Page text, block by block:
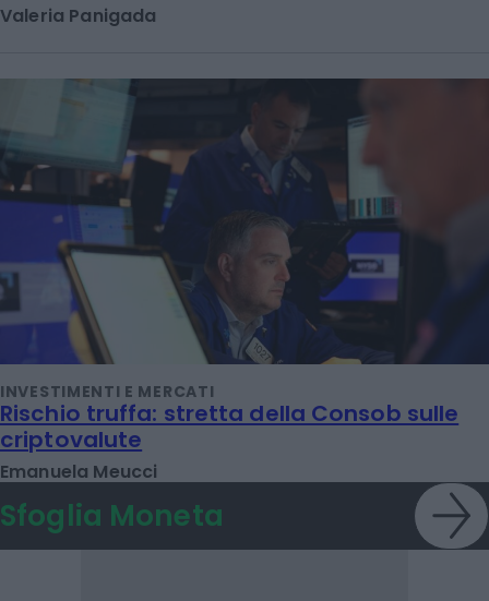
Valeria Panigada
INVESTIMENTI E MERCATI
Rischio truffa: stretta della Consob sulle
criptovalute
Emanuela Meucci
Sfoglia Moneta